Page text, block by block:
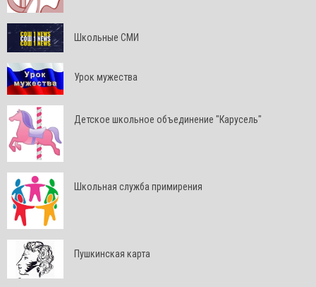
Школьные СМИ
Урок мужества
Детское школьное объединение "Карусель"
Школьная служба примирения
Пушкинская карта